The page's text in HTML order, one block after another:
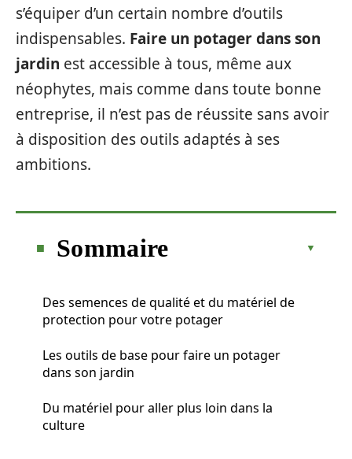
s’équiper d’un certain nombre d’outils
indispensables. Faire un potager dans son
jardin est accessible à tous, même aux
néophytes, mais comme dans toute bonne
entreprise, il n’est pas de réussite sans avoir
à disposition des outils adaptés à ses
ambitions.
Sommaire
Des semences de qualité et du matériel de
protection pour votre potager
Les outils de base pour faire un potager
dans son jardin
Du matériel pour aller plus loin dans la
culture